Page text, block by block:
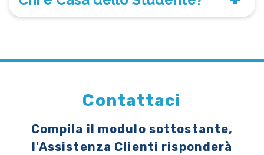
Contattaci
Compila il modulo sottostante,
l'Assistenza Clienti risponderà